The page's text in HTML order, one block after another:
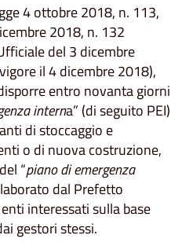
4 ottobre 2018, n. 113,
2018, n. 132
del 3 dicembre
il 4 dicembre 2018),
entro novanta giorni
interna” (di seguito PEI)
di stoccaggio e
o di nuova costruzione,
“piano di emergenza
dal Prefetto
interessati sulla base
gestori stessi.